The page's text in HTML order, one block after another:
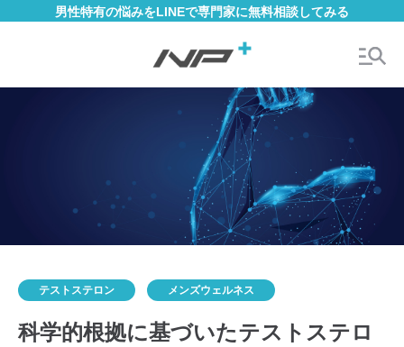
男性特有の悩みをLINEで専門家に無料相談してみる
テストステロン メンズウェルネス
科学的根拠に基づいたテストステロ